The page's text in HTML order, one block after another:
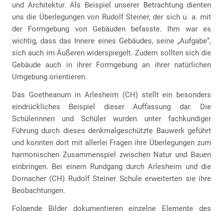
und Architektur. Als Beispiel unserer Betrachtung dienten
uns die Überlegungen von Rudolf Steiner, der sich u. a. mit
der Formgebung von Gebäuden befasste. Ihm war es
wichtig, dass das Innere eines Gebäudes, seine „Aufgabe“,
sich auch im Äußeren widerspiegelt. Zudem sollten sich die
Gebäude auch in ihrer Formgebung an ihrer natürlichen
Umgebung orientieren.
Das Goetheanum in Arlesheim (CH) stellt ein besonders
eindrückliches Beispiel dieser Auffassung dar. Die
Schülerinnen und Schüler wurden unter fachkundiger
Führung durch dieses denkmalgeschützte Bauwerk geführt
und konnten dort mit allerlei Fragen ihre Überlegungen zum
harmonischen Zusammenspiel zwischen Natur und Bauen
einbringen. Bei einem Rundgang durch Arlesheim und die
Dornacher (CH) Rudolf Steiner Schule erweiterten sie ihre
Beobachtungen.
Folgende Bilder dokumentieren einzelne Elemente des